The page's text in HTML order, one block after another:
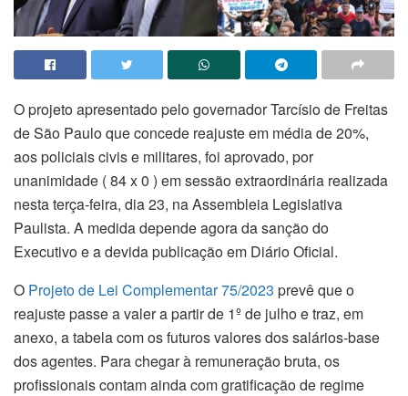
O projeto apresentado pelo governador Tarcísio de Freitas
de São Paulo que concede reajuste em média de 20%,
aos policiais civis e militares, foi aprovado, por
unanimidade ( 84 x 0 ) em sessão extraordinária realizada
nesta terça-feira, dia 23, na Assembleia Legislativa
Paulista. A medida depende agora da sanção do
Executivo e a devida publicação em Diário Oficial.
O Projeto de Lei Complementar 75/2023 prevê que o
reajuste passe a valer a partir de 1º de julho e traz, em
anexo, a tabela com os futuros valores dos salários-base
dos agentes. Para chegar à remuneração bruta, os
profissionais contam ainda com gratificação de regime